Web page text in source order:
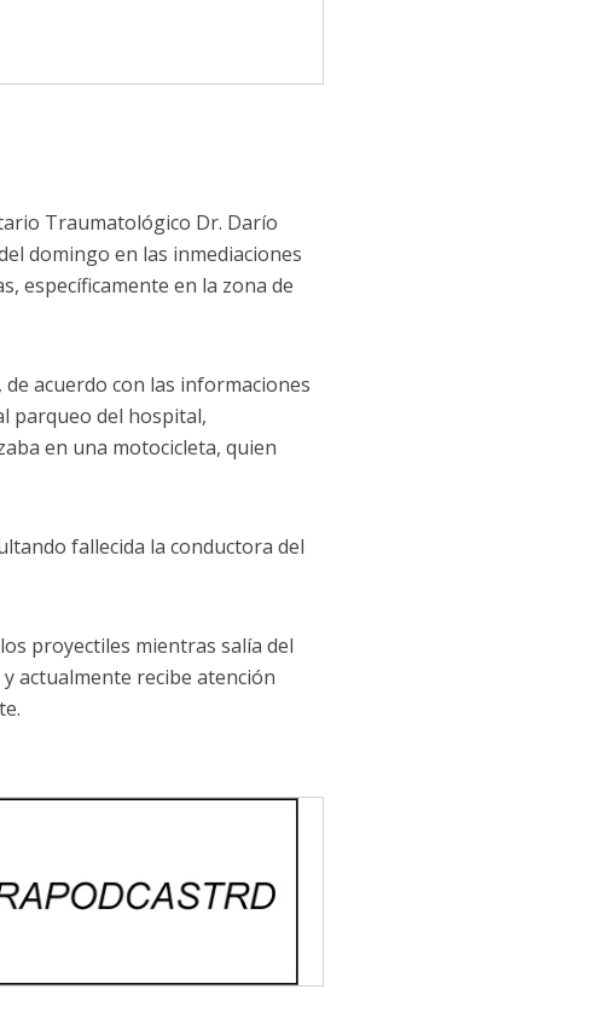
Traumatológico Dr. Darío
domingo en las inmediaciones
específicamente en la zona de
acuerdo con las informaciones
parqueo del hospital,
en una motocicleta, quien
fallecida la conductora del
proyectiles mientras salía del
actualmente recibe atención